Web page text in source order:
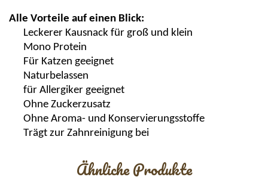
Alle Vorteile auf einen Blick:
Leckerer Kausnack für groß und klein
Mono Protein
Für Katzen geeignet
Naturbelassen
für Allergiker geeignet
Ohne Zuckerzusatz
Ohne Aroma- und Konservierungsstoffe
Trägt zur Zahnreinigung bei
Ähnliche Produkte